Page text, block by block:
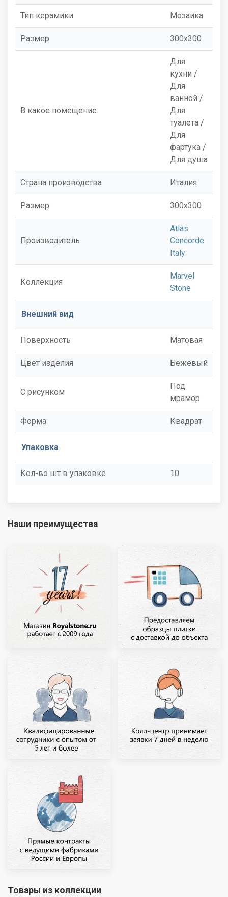
Тип керамики Мозаика
Размер 300x300
В какое помещение
Для
кухни /
Для
ванной /
Для
туалета /
Для
фартука /
Для душа
Страна производства Италия
Размер 300x300
Производитель
Atlas
Concorde
Italy
Коллекция
Marvel
Stone
Внешний вид
Поверхность Матовая
Цвет изделия Бежевый
С рисунком
Под
мрамор
Форма Квадрат
Упаковка
Кол-во шт в упаковке 10
Наши преимущества
Товары из коллекции